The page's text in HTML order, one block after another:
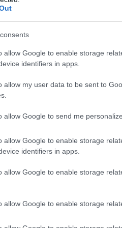
allow Google to enable storage
identifiers in apps.
allow my user data to be sent to
allow Google to send me
allow Google to enable storage
identifiers in apps.
allow Google to enable storage
allow Google to enable storage
Marc Roca, Rodri.
Roger.
Álex Fernández; Rubén
Pérez.